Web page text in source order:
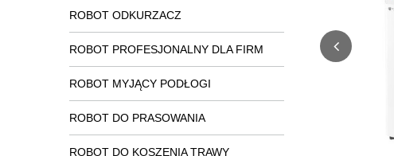
ROBOT ODKURZACZ
ROBOT PROFESJONALNY DLA FIRM
ROBOT MYJĄCY PODŁOGI
ROBOT DO PRASOWANIA
ROBOT DO KOSZENIA TRAWY